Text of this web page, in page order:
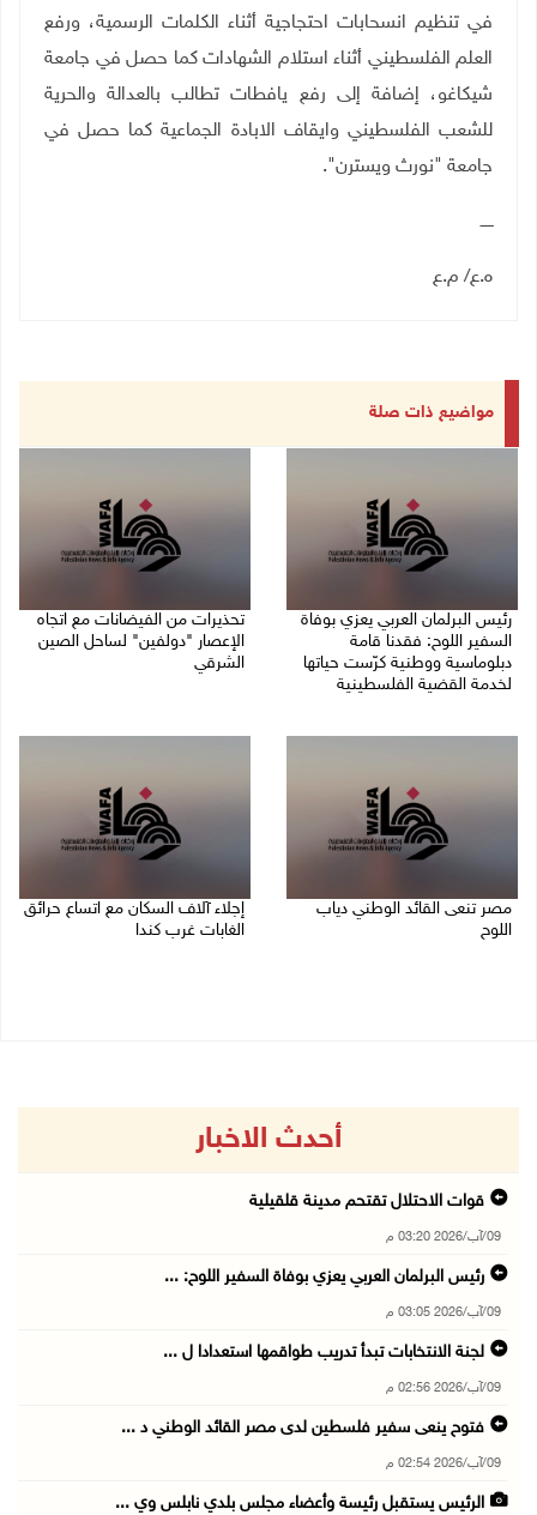
في تنظيم انسحابات احتجاجية أثناء الكلمات الرسمية، ورفع
العلم الفلسطيني أثناء استلام الشهادات كما حصل في جامعة
شيكاغو، إضافة إلى رفع يافطات تطالب بالعدالة والحرية
للشعب الفلسطيني وايقاف الابادة الجماعية كما حصل في
جامعة "نورث ويسترن".
ـــــ
ه.ع/ م.ع
مواضيع ذات صلة
رئيس البرلمان العربي يعزي بوفاة
السفير اللوح: فقدنا قامة
دبلوماسية ووطنية كرّست حياتها
لخدمة القضية الفلسطينية
تحذيرات من الفيضانات مع اتجاه
الإعصار "دولفين" لساحل الصين
الشرقي
مصر تنعى القائد الوطني دياب
اللوح
إجلاء آلاف السكان مع اتساع حرائق
الغابات غرب كندا
أحدث الاخبار
قوات الاحتلال تقتحم مدينة قلقيلية
09/آب/2026 03:20 م
رئيس البرلمان العربي يعزي بوفاة السفير اللوح: ...
09/آب/2026 03:05 م
لجنة الانتخابات تبدأ تدريب طواقمها استعدادا ل ...
09/آب/2026 02:56 م
فتوح ينعى سفير فلسطين لدى مصر القائد الوطني د ...
09/آب/2026 02:54 م
الرئيس يستقبل رئيسة وأعضاء مجلس بلدي نابلس وي ...